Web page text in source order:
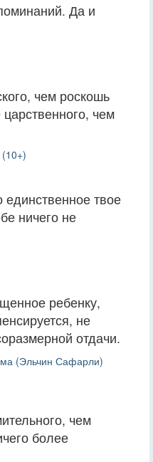
Да и
чем роскошь
чем
единственное твое
ничего не
ребенку,
не
отдачи.
(Эльчин Сафарли)
чем
более